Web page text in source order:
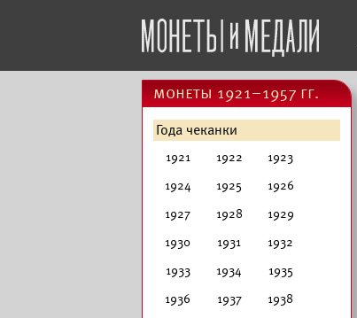
монеты 1921–1957 гг.
Года чеканки
1921 1922
1923
1924
1925
1926
1927
1928
1929
1930
1931
1932
1933
1934
1935
1936
1937
1938